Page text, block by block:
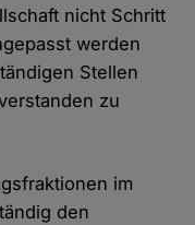
nicht Schritt
werden
Stellen
zu
im
den